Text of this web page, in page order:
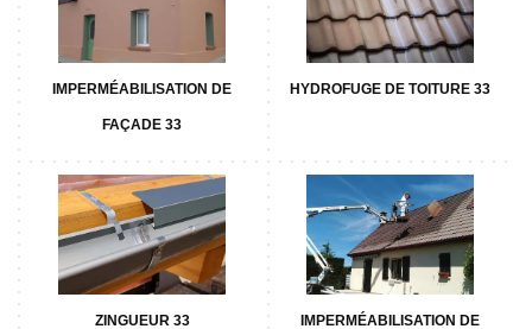
IMPERMÉABILISATION DE
FAÇADE 33
HYDROFUGE DE TOITURE 33
ZINGUEUR 33 IMPERMÉABILISATION DE